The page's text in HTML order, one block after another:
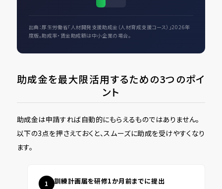
出典：厚生労働省「人材開発支援助成金（人材育成支援コース）」2026年
度版。助成率・賃金助成額は中小企業の場合。
助成金を最大限活用するための3つのポイ
ント
助成金は申請すれば自動的にもらえるものではありません。
以下の3点を押さえておくと、スムーズに助成を受けやすくなり
ます。
1 訓練計画届を研修1か月前までに提出